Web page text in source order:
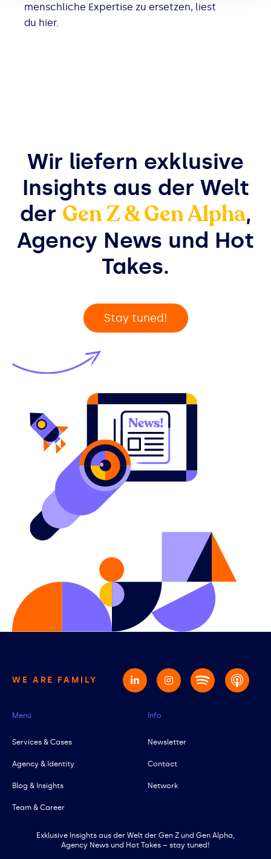
menschliche Expertise zu ersetzen, liest
du hier.
Wir liefern exklusive
Insights aus der Welt
der Gen Z & Gen Alpha,
Agency News und Hot
Takes.
Stay tuned!
WE ARE FAMILY
Menü
Services & Cases
Agency & Identity
Blog & Insights
Team & Career
Info
Newsletter
Contact
Network
Exklusive Insights aus der Welt der Gen Z und Gen Alpha,
Agency News und Hot Takes – stay tuned!